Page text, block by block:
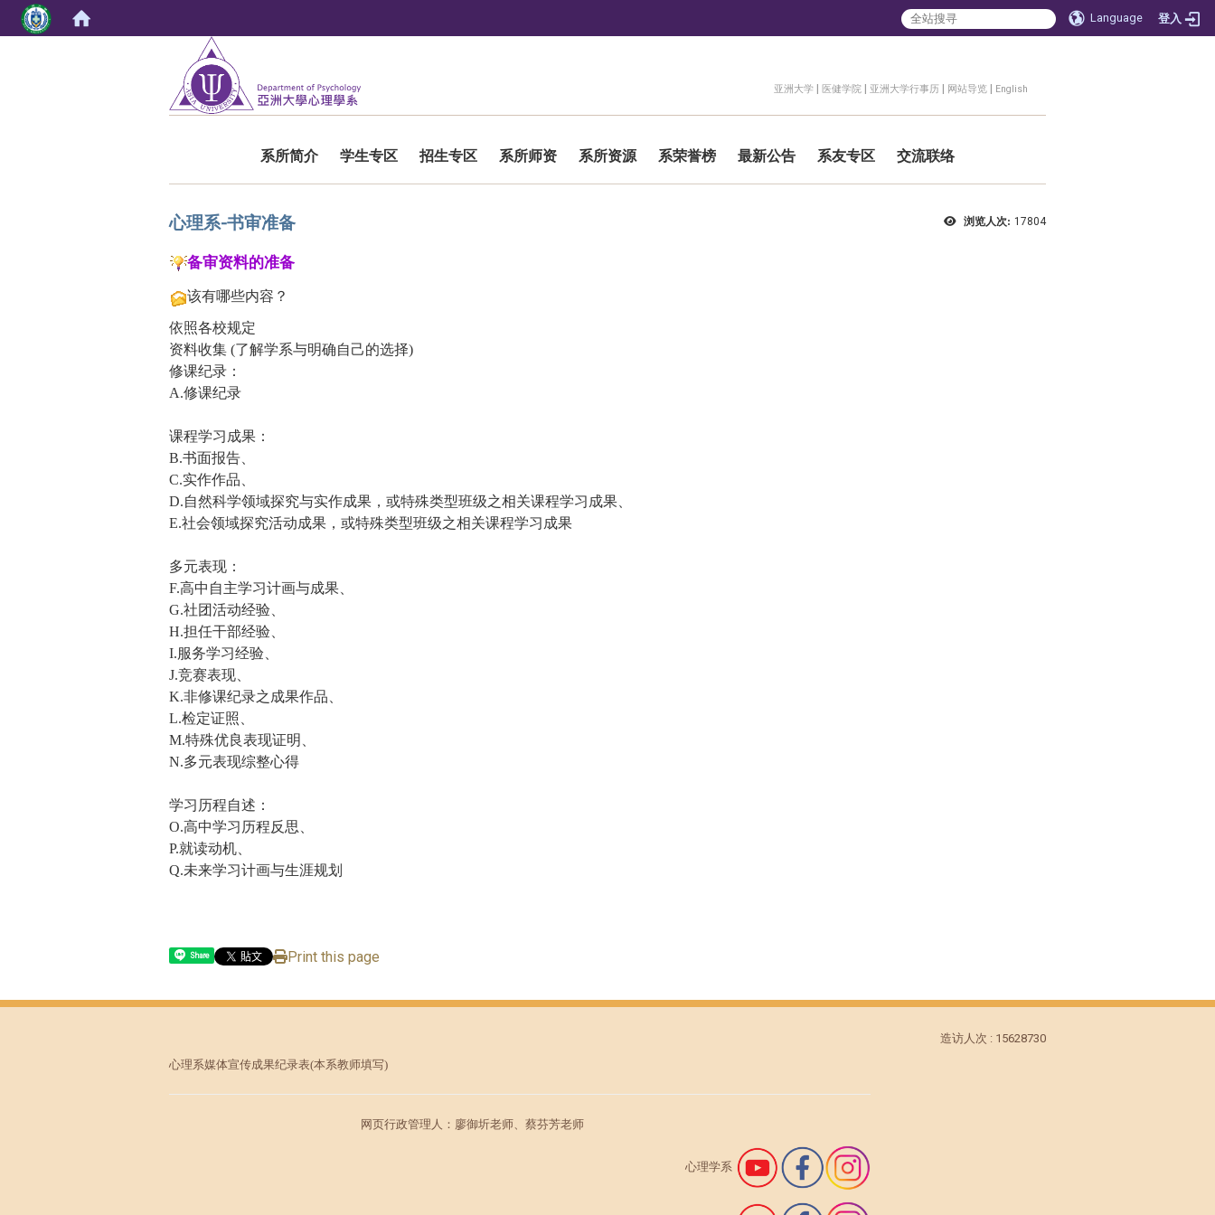
Language 登入
亚洲大学 | 医健学院 | 亚洲大学行事历 | 网站导览 | English
系所简介
学生专区 招生专区 系所师资 系所资源 系荣誉榜 最新公告 系友专区 交流联络
浏览人次: 17804
心理系-书审准备
备审资料的准备
该有哪些内容？
依照各校规定
资料收集 (了解学系与明确自己的选择)
修课纪录：
A.修课纪录
课程学习成果：
B.书面报告、
C.实作作品、
D.自然科学领域探究与实作成果，或特殊类型班级之相关课程学习成果、
E.社会领域探究活动成果，或特殊类型班级之相关课程学习成果
多元表现：
F.高中自主学习计画与成果、
G.社团活动经验、
H.担任干部经验、
I.服务学习经验、
J.竞赛表现、
K.非修课纪录之成果作品、
L.检定证照、
M.特殊优良表现证明、
N.多元表现综整心得
学习历程自述：
O.高中学习历程反思、
P.就读动机、
Q.未来学习计画与生涯规划
Share Print this page
心理系媒体宣传成果纪录表(本系教师填写)
网页行政管理人：廖御圻老师、蔡芬芳老师
心理学系
造访人次 : 15628730